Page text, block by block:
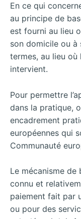
En ce qui
au principe de
est fourni au lieu
son domicile ou à
termes, au lieu
intervient.
Pour permettre
dans la pratique,
encadrement
européennes qui
Communauté
Le mécanisme de
connu et
paiement fait par
ou pour des